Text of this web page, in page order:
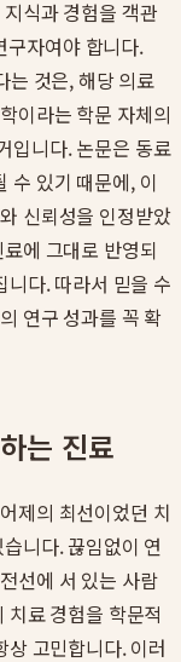
식과 경험을 객관
구자여야 합니다.
는 것은, 해당 의료
이라는 학문 자체의
입니다. 논문은 동료
수 있기 때문에, 이
신뢰성을 인정받았
에 그대로 반영되
니다. 따라서 믿을 수
연구 성과를 꼭 확
는 진료
제의 최선이었던 치
니다. 끊임없이 연
선에 서 있는 사람
료 경험을 학문적
고민합니다. 이러